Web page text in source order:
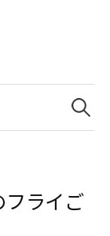
索:
フライご